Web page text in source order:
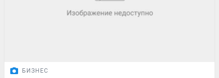
БИЗНЕС